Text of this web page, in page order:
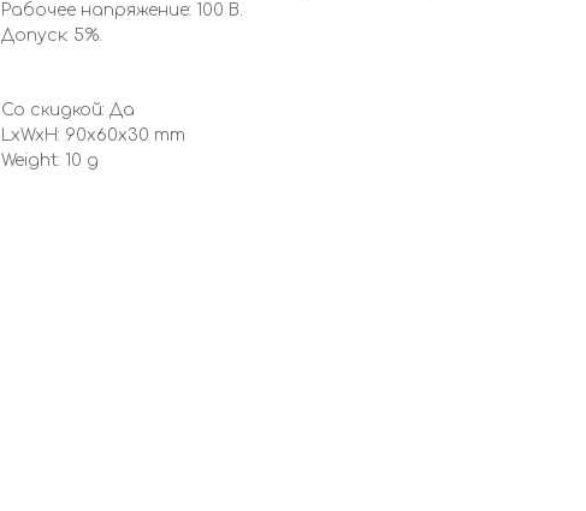
Рабочее напряжение: 100 В.
Допуск: 5%.
Со скидкой: Да
LxWxH: 90x60x30 mm
Weight: 10 g